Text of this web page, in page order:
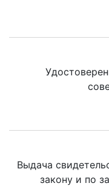
Выдача
закону и по